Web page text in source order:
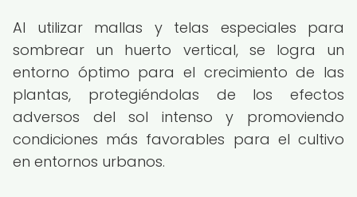
Al utilizar mallas y telas especiales para
sombrear un huerto vertical, se logra un
entorno óptimo para el crecimiento de las
plantas, protegiéndolas de los efectos
adversos del sol intenso y promoviendo
condiciones más favorables para el cultivo
en entornos urbanos.